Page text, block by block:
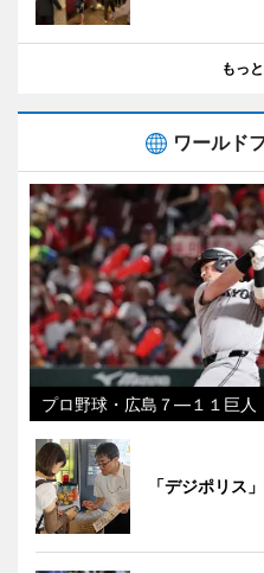
もっ
ワールド
プロ野球・広島７―１１巨人
「デジポリス